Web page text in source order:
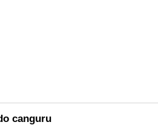
canguru